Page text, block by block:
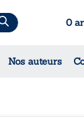
0
Nos auteurs